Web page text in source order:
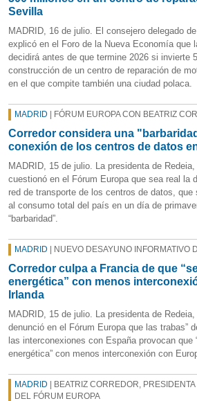
Sevilla
MADRID, 16 de julio. El consejero delegado
explicó en el Foro de la Nueva Economía que
decidirá antes de que termine 2026 si invierte
construcción de un centro de reparación de
en el que compite también una ciudad polaca.
MADRID | FÓRUM EUROPA CON BEATRIZ
Corredor considera una
conexión de los centros de datos
MADRID, 15 de julio. La presidenta de Redeia,
cuestionó en el Fórum Europa que sea real la
red de transporte de los centros de datos, que
al consumo total del país en un día de
“barbaridad”.
MADRID | NUEVO DESAYUNO INFORMATIVO
Corredor culpa a Francia de que
energética” con menos
Irlanda
MADRID, 15 de julio. La presidenta de Redeia,
denunció en el Fórum Europa que las trabas”
las interconexiones con España provocan que
energética” con menos interconexión con
MADRID | BEATRIZ CORREDOR,
DEL FÓRUM EUROPA